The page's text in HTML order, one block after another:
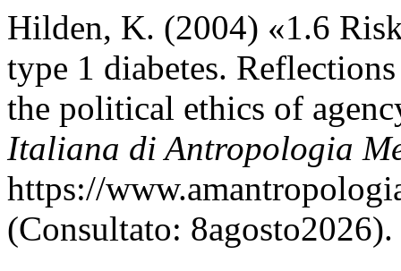
Hilden, K. (2004) «1.6
type 1 diabetes.
the political ethics of
Italiana di Antropologia
https://
(Consultato: 8agosto2026).